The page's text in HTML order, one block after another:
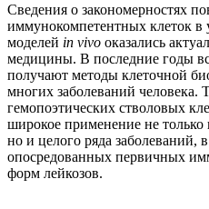
Сведения о закономерностях
иммунокомпетентных клеток в
моделей in vivo оказались
медицины. В последние годы
получают методы клеточной
многих заболеваний человека.
гемопоэтических стволовых
широкое применение не только
но и целого ряда заболеваний,
опосредованных первичных
форм лейкозов.